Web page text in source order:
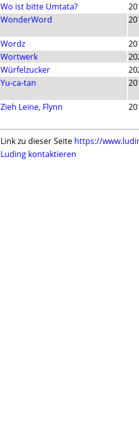
Wo ist bitte Umtata?
WonderWord
Wordz
Wortwerk
Würfelzucker
Yu-ca-tan
Zieh Leine, Flynn
Link zu dieser Seite https://
Luding kontaktieren